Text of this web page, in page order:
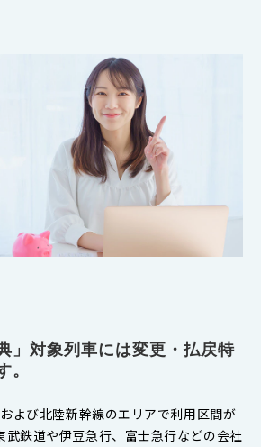
」対象列車には変更・払戻特
。
よび北陸新幹線のエリアで利用区間が
武鉄道や伊豆急行、富士急行などの会社